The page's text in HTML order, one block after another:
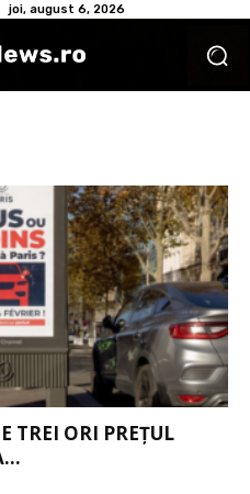
joi, august 6, 2026
TREI ORI PREȚUL